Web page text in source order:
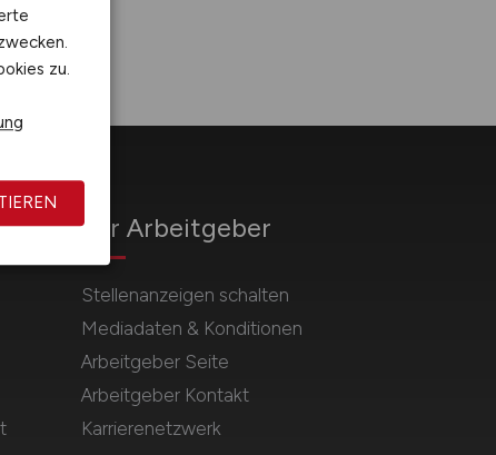
Für Arbeitgeber
Stellenanzeigen schalten
Mediadaten & Konditionen
Arbeitgeber Seite
Arbeitgeber Kontakt
Karrierenetzwerk
zu.